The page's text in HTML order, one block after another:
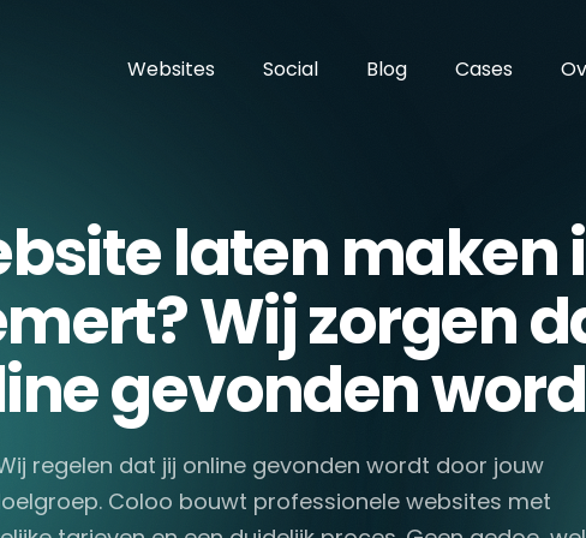
Websites
Social Blog Cases
laten maken
Wij zorgen
gevonden
regelen dat jij online gevonden wordt door jouw
Coloo bouwt professionele websites met